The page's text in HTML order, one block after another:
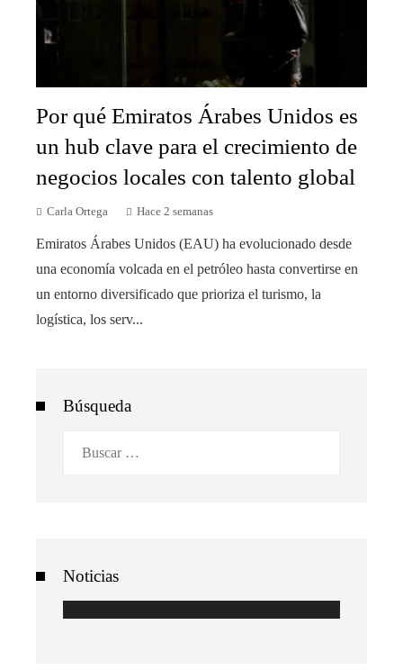
Por qué Emiratos Árabes Unidos es
un hub clave para el crecimiento de
negocios locales con talento global
Carla Ortega Hace 2 semanas
Emiratos Árabes Unidos (EAU) ha evolucionado desde
una economía volcada en el petróleo hasta convertirse en
un entorno diversificado que prioriza el turismo, la
logística, los serv...
Búsqueda
Noticias